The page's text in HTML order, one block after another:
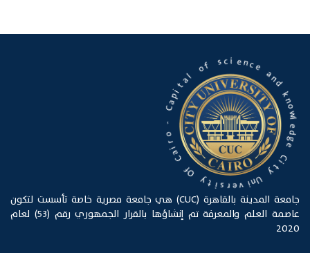
C
i
t
y
U
n
i
v
e
r
s
i
t
y
O
f
C
a
i
r
o
-
C
a
p
t
a
l
o
f
sc
ie nce and k
no
w
l
e
d
g
e
جامعة المدينة بالقاهرة (CUC) هي جامعة مصرية خاصة تأسست لتكون
عاصمة العلم والمعرفة تم إنشاؤها بالقرار الجمهوري رقم (53) لعام
2020